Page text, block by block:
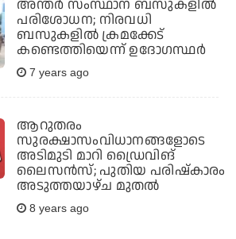
അന്തര്‍ സംസ്ഥാന ബസുകളില്‍
പരിശോധന; നിരവധി
ബസുകളില്‍ ക്രമക്കേട്
കണ്ടെത്തിയെന്ന് ഉദോഗസ്ഥര്‍
7 years ago
ആറുതരം
സുരക്ഷാസംവിധാനങ്ങളോടെ
അടിമുടി മാറി ഡ്രൈവിങ്
ലൈസന്‍സ്; പുതിയ പരിഷ്‌കാരം
അടുത്തയാഴ്ച മുതല്‍
8 years ago